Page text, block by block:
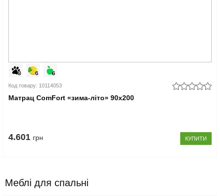
Код товару: 10114053
Матрац ComFort «зима-літо» 90x200
4.601 грн КУПИТИ
Меблі для спальні